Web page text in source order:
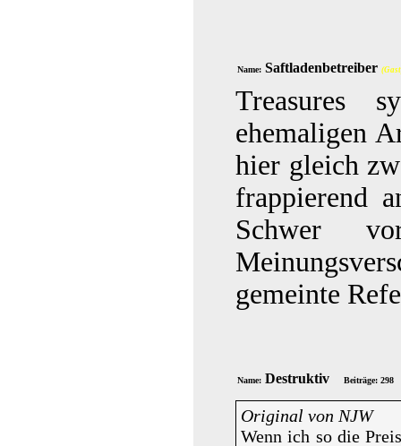
Name: Saftladenbetreiber
Treasures
ehemaligen
hier gleich
frappierend
Schwer
gemeinte
Name: Destruktiv Beiträge: 298
Original von NJW
Wenn ich so die